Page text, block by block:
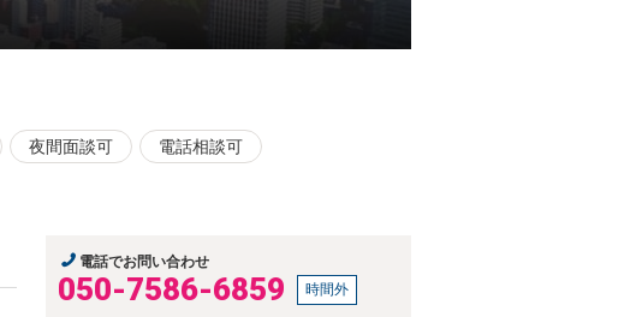
夜間面談可 電話相談可
電話でお問い合わせ
050-7586-6859 時間外